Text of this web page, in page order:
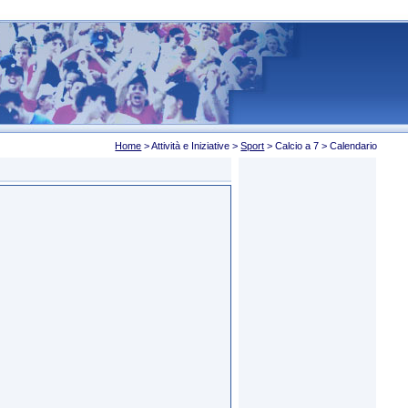
Home > Attività e Iniziative >Sport > Calcio a 7 > Calendario